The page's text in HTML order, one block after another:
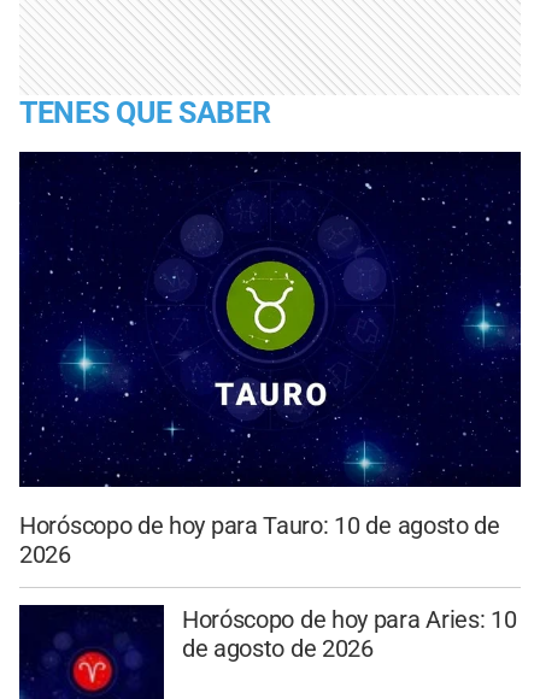
TENES QUE SABER
Horóscopo de hoy para Tauro: 10 de agosto de
2026
Horóscopo de hoy para Aries: 10
de agosto de 2026